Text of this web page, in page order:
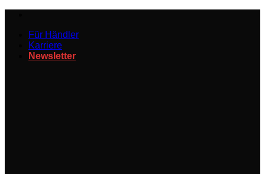
springenFür Händler
Karriere
Newsletter